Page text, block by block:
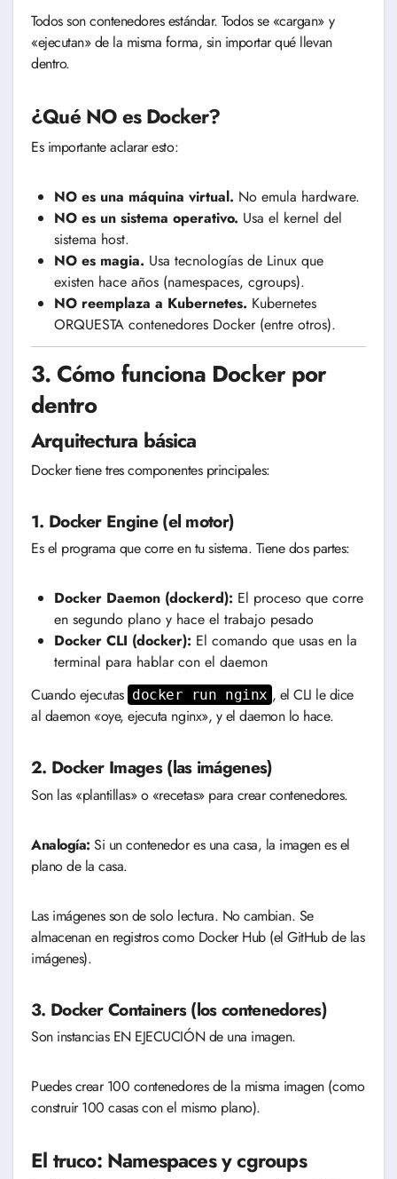
Todos son contenedores estándar. Todos se «cargan» y
«ejecutan» de la misma forma, sin importar qué llevan
dentro.
¿Qué NO es Docker?
Es importante aclarar esto:
NO es una máquina virtual. No emula hardware.
NO es un sistema operativo. Usa el kernel del
sistema host.
NO es magia. Usa tecnologías de Linux que
existen hace años (namespaces, cgroups).
NO reemplaza a Kubernetes. Kubernetes
ORQUESTA contenedores Docker (entre otros).
3. Cómo funciona Docker por
dentro
Arquitectura básica
Docker tiene tres componentes principales:
1. Docker Engine (el motor)
Es el programa que corre en tu sistema. Tiene dos partes:
Docker Daemon (dockerd): El proceso que corre
en segundo plano y hace el trabajo pesado
Docker CLI (docker): El comando que usas en la
terminal para hablar con el daemon
Cuando ejecutas docker run nginx , el CLI le dice
al daemon «oye, ejecuta nginx», y el daemon lo hace.
2. Docker Images (las imágenes)
Son las «plantillas» o «recetas» para crear contenedores.
Analogía: Si un contenedor es una casa, la imagen es el
plano de la casa.
Las imágenes son de solo lectura. No cambian. Se
almacenan en registros como Docker Hub (el GitHub de las
imágenes).
3. Docker Containers (los contenedores)
Son instancias EN EJECUCIÓN de una imagen.
Puedes crear 100 contenedores de la misma imagen (como
construir 100 casas con el mismo plano).
El truco: Namespaces y cgroups